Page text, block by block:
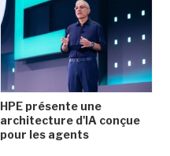
HPE présente une
architecture d'IA conçue
pour les agents